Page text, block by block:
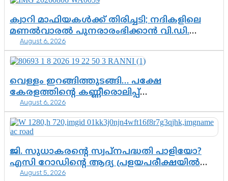
ക്വാറി മാഫിയകൾക്ക് തിരിച്ചടി; നദികളിലെ
മണൽവാരൽ പുനരാരംഭിക്കാൻ വി.ഡി.
സർക്കാർ തീരുമാനം
August 6, 2026
വെള്ളം ഇറങ്ങിത്തുടങ്ങി… പക്ഷേ
കേരളത്തിന്റെ കണ്ണീരൊലിപ്പ്
എന്നവസാനിക്കും?
August 6, 2026
ജി. സുധാകരന്റെ സ്വപ്നപദ്ധതി പാളിയോ?
എസി റോഡിന്റെ ആദ്യ പ്രളയപരീക്ഷയിൽ
ഉയരുന്നത് ഗുരുതര ചോദ്യങ്ങൾ
August 5, 2026